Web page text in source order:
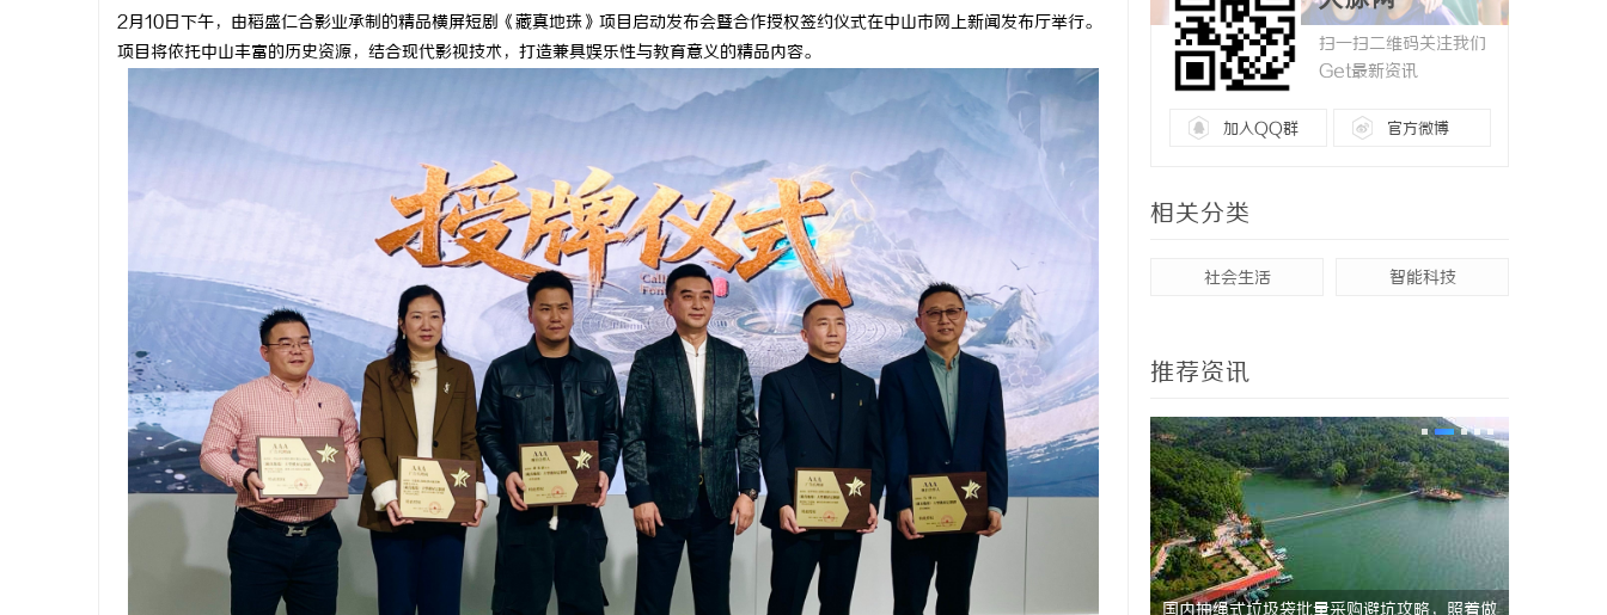
2月10日下午，由稻盛仁合影业承制的精品横屏短剧《藏真地珠》项目启动发布会暨合作授权签约仪式在中山市网上新闻发布厅举行。
项目将依托中山丰富的历史资源，结合现代影视技术，打造兼具娱乐性与教育意义的精品内容。
扫一扫二维码关注我们
Get最新资讯
加入QQ群 官方微博
相关分类
社会生活 智能科技
推荐资讯
开店最怕“搜不到”为什么隔壁店铺没花钱， 国内抽绳式垃圾袋批量采购避坑攻略，照着做 探索分类信息网的多元化服务与发展前景全面